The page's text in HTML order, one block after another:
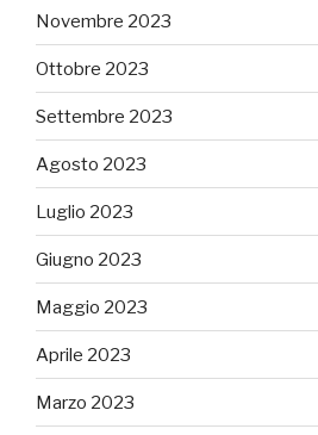
Novembre 2023
Ottobre 2023
Settembre 2023
Agosto 2023
Luglio 2023
Giugno 2023
Maggio 2023
Aprile 2023
Marzo 2023